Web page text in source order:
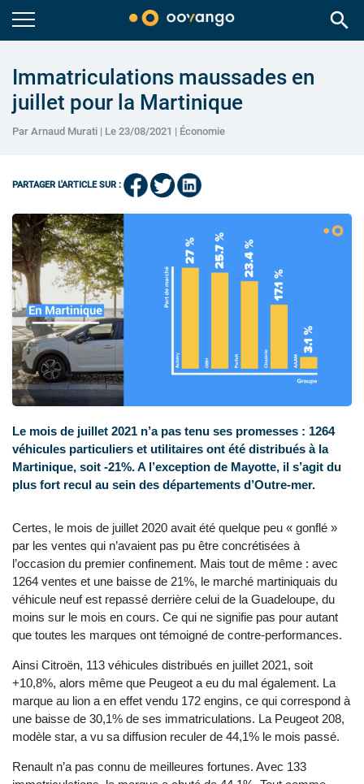
search
Immatriculations maussades en
juillet pour la Martinique
Par Arnaud Murati | Le 23/08/2021 | Économie
PARTAGER L'ARTICLE SUR :
Le mois de juillet 2021 n’a pas tenu ses promesses : 1264
véhicules particuliers et utilitaires ont été distribués à la
Martinique, soit -21%. A l’exception de Mayotte, il s’agit du
plus fort recul au sein des départements d’Outre-mer.
Certes, le mois de juillet 2020 avait été quelque peu « gonflé »
par les ventes qui n’avaient pas pu être concrétisées à
l’occasion du premier confinement. Mais tout de même : avec
1264 ventes et une baisse de 21%, le marché martiniquais du
véhicule neuf est repassé derrière celui de la Guadeloupe, du
moins sur le mois en cours. Ce qui ne signifie pas pour autant
que toutes les marques ont témoigné de contre-performances.
Ainsi Citroën, 113 véhicules distribués en juillet 2021, soit
+10,8%, alors même que Peugeot a eu du mal également. La
marque au lion a en effet vendu 172 engins, ce qui correspond à
une baisse de 30,1% de ses immatriculations. La Peugeot 208,
modèle star, a vu sa diffusion reculer de 44,1% le mois passé.
Renault n’a pas connu de meilleures fortunes. Avec 133